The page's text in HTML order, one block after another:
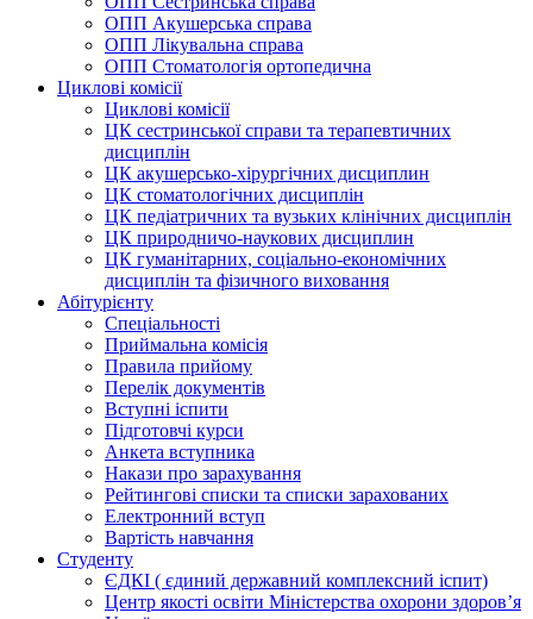
ОПП Акушерська справа
ОПП Лікувальна справа
ОПП Стоматологія ортопедична
Циклові комісії
Циклові комісії
ЦК сестринської справи та терапевтичних
дисциплін
ЦК акушерсько-хірургічних дисциплин
ЦК стоматологічних дисциплін
ЦК педіатричних та вузьких клінічних дисциплін
ЦК природничо-наукових дисциплин
ЦК гуманітарних, соціально-економічних
дисциплін та фізичного виховання
Абітурієнту
Спеціальності
Приймальна комісія
Правила прийому
Перелік документів
Вступні іспити
Підготовчі курси
Анкета вступника
Накази про зарахування
Рейтингові списки та списки зарахованих
Електронний вступ
Вартість навчання
Студенту
ЄДКІ ( єдиний державний комплексний іспит)
Центр якості освіти Міністерства охорони здоровʼя